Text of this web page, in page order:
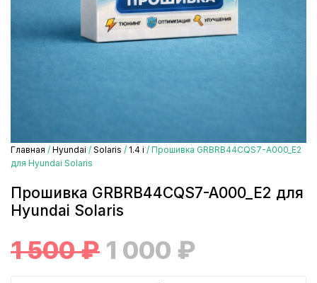
Главная / Hyundai / Solaris / 1.4 i / Прошивка GRBRB44CQS7-A000_E2
для Hyundai Solaris
Прошивка GRBRB44CQS7-A000_E2 для
Hyundai Solaris
1 500₽ 1 000 ₽